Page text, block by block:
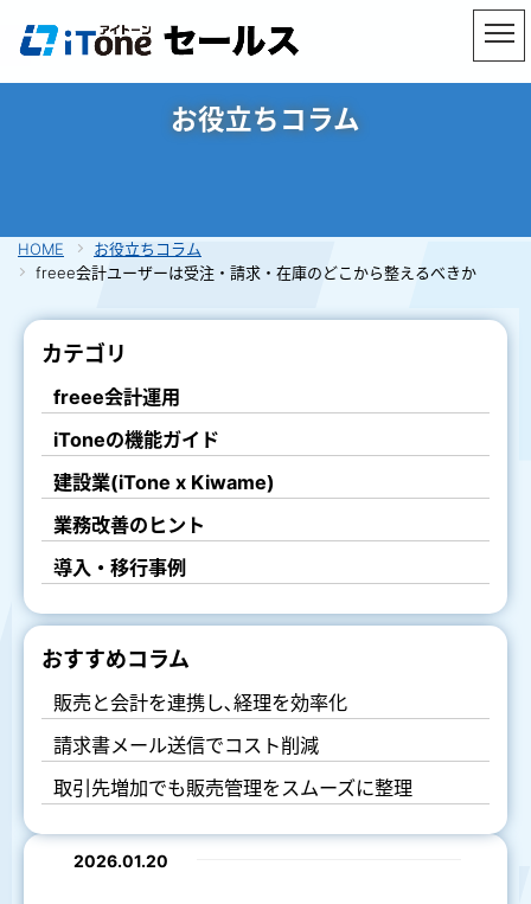
お役立ちコラム
HOME
お役立ちコラム
freee会計ユーザーは受注・請求・在庫のどこから整えるべきか
2026.01.20
カテゴリ
freee会計運用
iToneの機能ガイド
建設業(iTone x Kiwame)
業務改善のヒント
導入・移行事例
おすすめコラム
販売と会計を連携し､経理を効率化
請求書メール送信でコスト削減
取引先増加でも販売管理をスムーズに整理